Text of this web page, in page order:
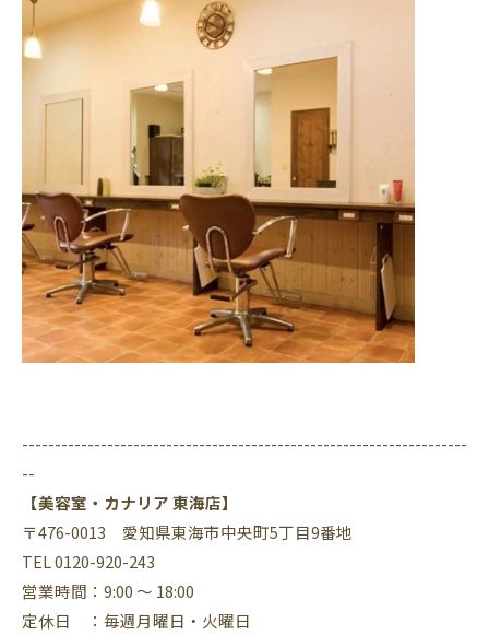
--------------------------------------------------------------------
--
【美容室・カナリア 東海店】
〒476-0013 愛知県東海市中央町5丁目9番地
TEL 0120-920-243
営業時間：9:00 ～ 18:00
定休日 ：毎週月曜日・火曜日